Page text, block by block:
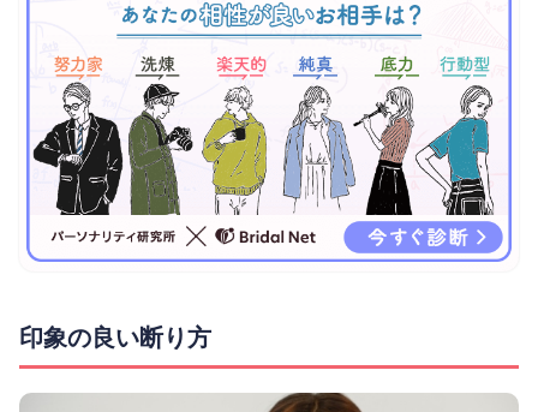
印象の良い断り方